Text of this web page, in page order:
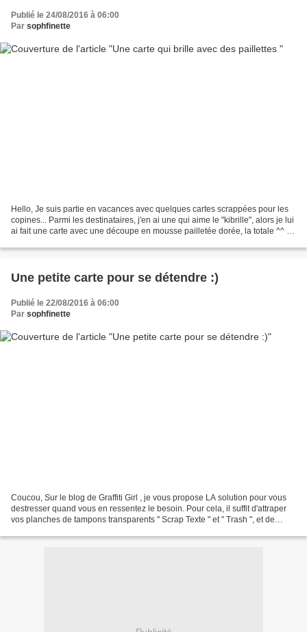
Publié le 24/08/2016 à 06:00
Par sophfinette
Hello, Je suis partie en vacances avec quelques cartes scrappées pour les
copines... Parmi les destinataires, j'en ai une qui aime le "kibrille", alors je lui
ai fait une carte avec une découpe en mousse pailletée dorée, la totale ^^ Je
Une petite carte pour se détendre :)
Publié le 22/08/2016 à 06:00
Par sophfinette
Coucou, Sur le blog de Graffiti Girl , je vous propose LA solution pour vous
destresser quand vous en ressentez le besoin. Pour cela, il suffit d'attraper
vos planches de tampons transparents " Scrap Texte " et " Trash ", et de